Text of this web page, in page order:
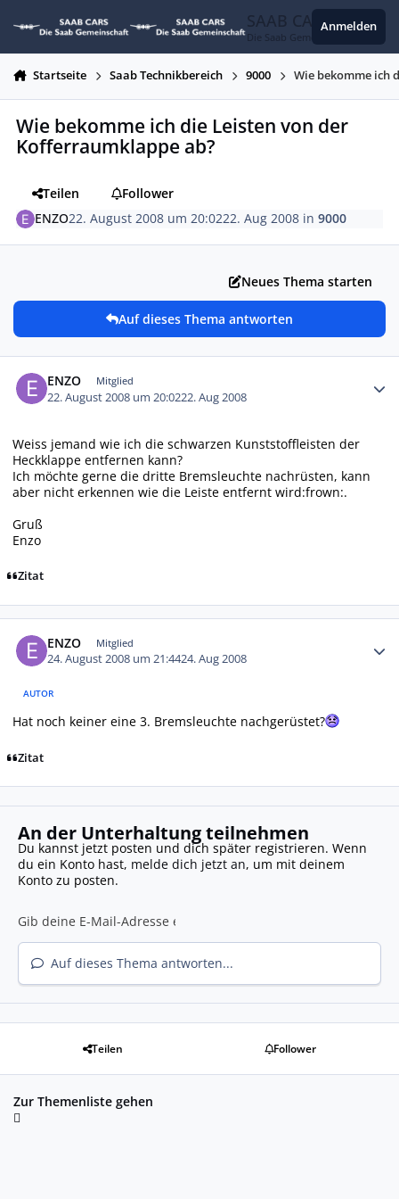
SAAB CARS
Die Saab Gemeinschaft
Anmelden
Startseite Saab Technikbereich 9000 Wie bekomme ich
Wie bekomme ich die Leisten von der
Kofferraumklappe ab?
Teilen
Follower
ENZO22. August 2008 um 20:0222. Aug 2008 in9000
Neues Thema starten
Auf dieses Thema antworten
ENZO Mitglied
22. August 2008 um 20:0222. Aug 2008
Weiss jemand wie ich die schwarzen Kunststoffleisten der
Heckklappe entfernen kann?
Ich möchte gerne die dritte Bremsleuchte nachrüsten, kann
aber nicht erkennen wie die Leiste entfernt wird:frown:.
Gruß
Enzo
Zitat
ENZO Mitglied
24. August 2008 um 21:4424. Aug 2008
AUTOR
Hat noch keiner eine 3. Bremsleuchte nachgerüstet?
Zitat
An der Unterhaltung teilnehmen
Du kannst jetzt posten und dich später registrieren. Wenn
du ein Konto hast, melde dich jetzt an, um mit deinem
Konto zu posten.
Auf dieses Thema antworten...
Teilen Follower
Zur Themenliste gehen